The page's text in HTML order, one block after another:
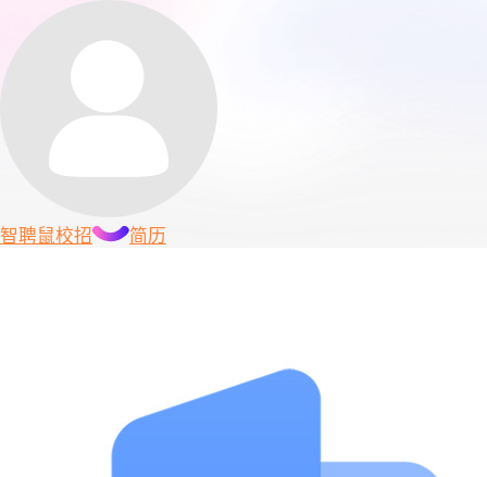
智聘鼠校招 简历